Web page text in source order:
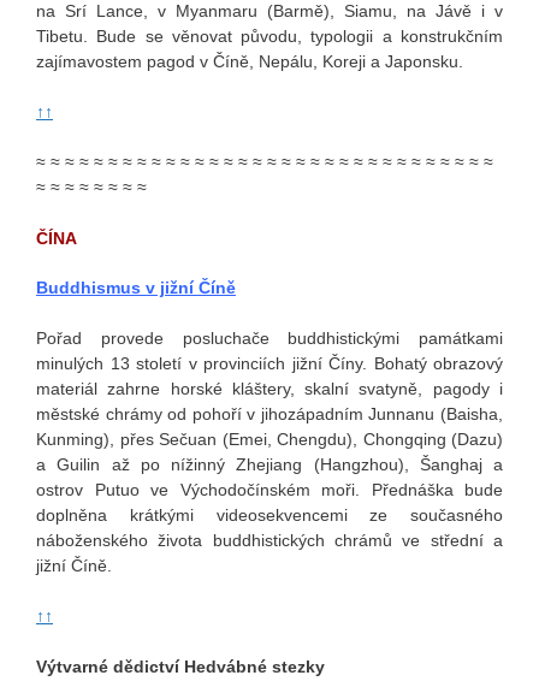
na Srí Lance, v Myanmaru (Barmě), Siamu, na Jávě i v
Tibetu. Bude se věnovat původu, typologii a konstrukčním
zajímavostem pagod v Číně, Nepálu, Koreji a Japonsku.
↑↑
≈ ≈ ≈ ≈ ≈ ≈ ≈ ≈ ≈ ≈ ≈ ≈ ≈ ≈ ≈ ≈ ≈ ≈ ≈ ≈ ≈ ≈ ≈ ≈ ≈ ≈ ≈ ≈ ≈ ≈ ≈ ≈
≈ ≈ ≈ ≈ ≈ ≈ ≈ ≈
ČÍNA
Buddhismus v jižní Číně
Pořad provede posluchače buddhistickými památkami
minulých 13 století v provinciích jižní Číny. Bohatý obrazový
materiál zahrne horské kláštery, skalní svatyně, pagody i
městské chrámy od pohoří v jihozápadním Junnanu (Baisha,
Kunming), přes Sečuan (Emei, Chengdu), Chongqing (Dazu)
a Guilin až po nížinný Zhejiang (Hangzhou), Šanghaj a
ostrov Putuo ve Východočínském moři. Přednáška bude
doplněna krátkými videosekvencemi ze současného
náboženského života buddhistických chrámů ve střední a
jižní Číně.
↑↑
Výtvarné dědictví Hedvábné stezky